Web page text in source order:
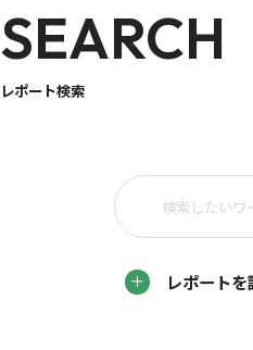
SEARCH
レポート検索
レポート